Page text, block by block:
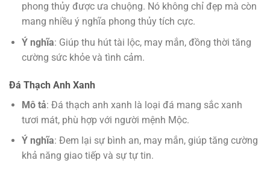
phong thủy được ưa chuộng. Nó không chỉ đẹp mà còn
mang nhiều ý nghĩa phong thủy tích cực.
Ý nghĩa: Giúp thu hút tài lộc, may mắn, đồng thời tăng
cường sức khỏe và tình cảm.
Đá Thạch Anh Xanh
Mô tả: Đá thạch anh xanh là loại đá mang sắc xanh
tươi mát, phù hợp với người mệnh Mộc.
Ý nghĩa: Đem lại sự bình an, may mắn, giúp tăng cường
khả năng giao tiếp và sự tự tin.